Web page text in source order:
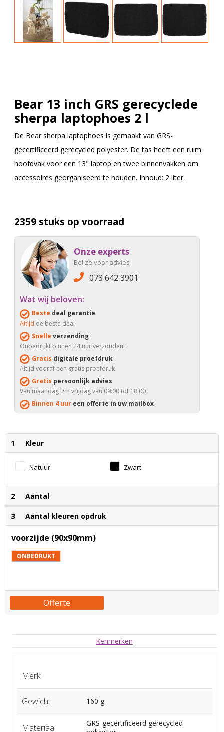
Bear 13 inch GRS gerecyclede
sherpa laptophoes 2 l
De Bear sherpa laptophoes is gemaakt van GRS-
gecertificeerd gerecycled polyester. De tas heeft een ruim
hoofdvak voor een 13" laptop en twee binnenvakken om
accessoires georganiseerd te houden. Inhoud: 2 liter.
2359 stuks op voorraad
Onze experts
Bel ze voor advies
073 642 3901
Wat wij beloven:
Beste deal garantie
Altijd de beste deal
Snelle verzending
Onbedrukt binnen 24 uur verzonden!
Gratis digitale proefdruk
Altijd vooraf een gratis proefdruk
Gratis persoonlijk advies
Van maandag t/m vrijdag van 09:00 tot 18:00
Binnen 4 uur een offerte in uw mailbox
1 Kleur
Natuur Zwart
2 Aantal
3 Aantal kleuren opdruk
voorzijde (90x90mm)
ONBEDRUKT
Offerte
Kenmerken
Merk
Gewicht 160 g
Materiaal
GRS-gecertificeerd gerecycled